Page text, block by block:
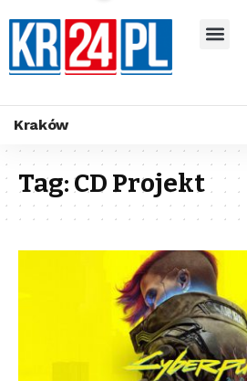
Kraków
Tag:CD Projekt